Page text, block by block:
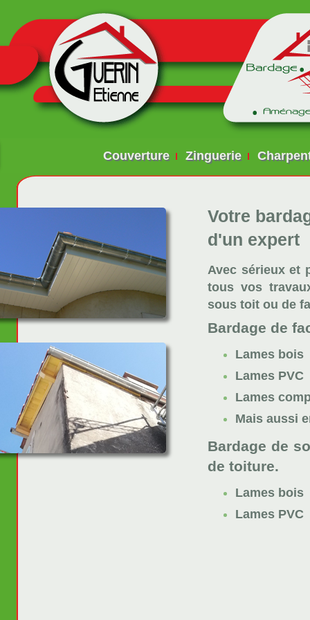
Couverture Zinguerie
Votre
d'un expert
Avec sérieux et
tous vos
sous toit ou de
Bardage de
Lames bois
Lames PVC
Lames
Mais aussi
Bardage de
de toiture.
Lames bois
Lames PVC